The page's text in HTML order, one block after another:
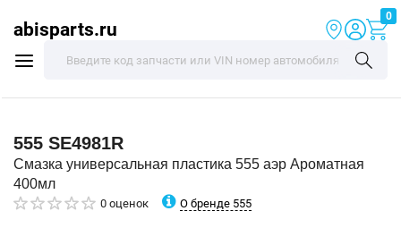
abisparts.ru
0
555 SE4981R
Смазка универсальная пластика 555 аэр Ароматная
400мл
0 оценок О бренде 555